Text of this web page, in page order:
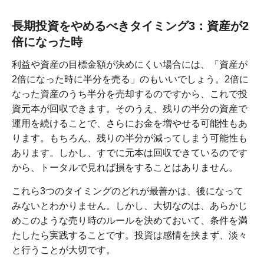
長期投資をやめるべきタイミング3：資産が2
倍になった時
利益や資産の目標金額が決めにくい場合には、「資産が
2倍になった時に半分を売る」のもいいでしょう。2倍に
なった資産のうち半分を売却するのですから、これで投
資元本が回収できます。そのうえ、残りの半分の資産で
運用を続けることで、さらにお金を増やせる可能性もあ
ります。もちろん、残りの半分が減ってしまう可能性も
あります。しかし、すでに元本は回収できているのです
から、トータルで見れば損をすることはありません。
これら3つのタイミングのどれが最善かは、後になって
みないとわかりません。しかし、大切なのは、あらかじ
めこのような売り時のルールを決めておいて、条件を満
たしたら実践することです。投資は感情を挟まず、淡々
と行うことが大切です。